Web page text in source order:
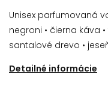
Unisex parfumovaná
negroni • čierna káva
santalové drevo •
Detailné informácie